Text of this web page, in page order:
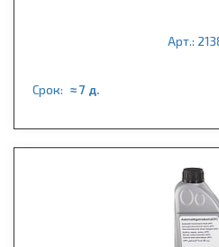
Арт.:
Срок: ≈ 7 д.